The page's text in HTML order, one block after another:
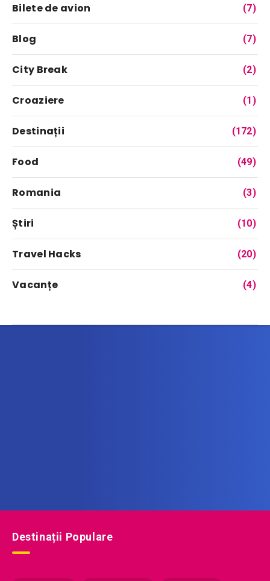
Bilete de avion (7)
Blog (7)
City Break (2)
Croaziere (1)
Destinații (172)
Food (49)
Romania (3)
Știri (10)
Travel Hacks (20)
Vacanțe (4)
Destinații Populare